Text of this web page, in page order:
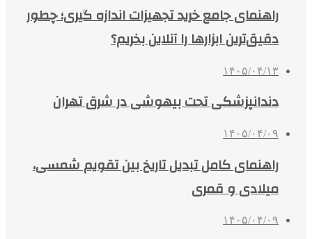
راهنمای جامع خرید تجهیزات اندازه گیری؛ چطور
دقیق‌ترین ابزارها را آنلاین بخریم؟
۱۴۰۵/۰۴/۱۳
دندانپزشکی تحت بیهوشی در شرق تهران
۱۴۰۵/۰۴/۰۹
راهنمای کامل تبدیل تاریخ بین تقویم شمسی،
میلادی و قمری
۱۴۰۵/۰۴/۰۹